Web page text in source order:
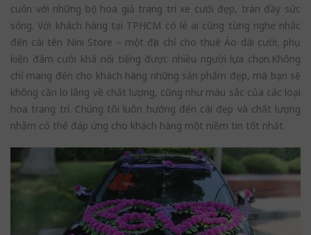
cuốn với những bộ hoa giả trang trí xe cưới đẹp, tràn đầy sức
sống. Với khách hàng tại TPHCM có lẻ ai cũng từng nghe nhắc
đến cái tên Nini Store – một địa chỉ cho thuê Áo dài cưới, phụ
kiện đám cưới khá nổi tiếng được nhiều người lựa chọn.Không
chỉ mang đến cho khách hàng những sản phẩm đẹp, mà bạn sẽ
không cần lo lắng về chất lượng, cũng như màu sắc của các loại
hoa trang trí. Chúng tôi luôn hướng đến cái đẹp và chất lượng
nhằm có thể đáp ứng cho khách hàng một niềm tin tốt nhất.